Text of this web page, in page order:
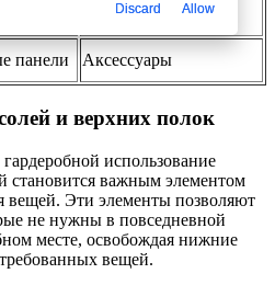
Обувь, сумки
панели Аксессуары
и верхних полок
использование
становится важным элементом
вещей. Эти элементы позволяют
не нужны в повседневной
месте, освобождая нижние
вещей.
Discard Allow